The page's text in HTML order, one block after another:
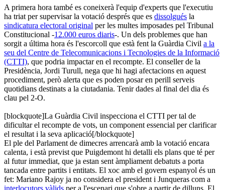
A primera hora també es coneixerà l'equip d'experts que l'executiu
ha triat per supervisar la votació després que es dissolgués la
sindicatura electoral original per les multes imposades pel Tribunal
Constitucional -12.000 euros diaris-. Un dels problemes que han
sorgit a última hora és l'escorcoll que està fent la Guàrdia Civil a la
seu del Centre de Telecomunicacions i Tecnologies de la Informació
(CTTI), que podria impactar en el recompte. El conseller de la
Presidència, Jordi Turull, nega que hi hagi afectacions en aquest
procediment, però alerta que es poden posar en perill serveis
quotidians destinats a la ciutadania. Tenir dades al final del dia és
clau pel 2-O.
[blockquote]La Guàrdia Civil inspecciona el CTTI per tal de
dificultar el recompte de vots, un component essencial per clarificar
el resultat i la seva aplicació[/blockquote]
El ple del Parlament de dimecres arrencarà amb la votació encara
calenta, i està previst que Puigdemont hi detalli els plans que té per
al futur immediat, que ja estan sent àmpliament debatuts a porta
tancada entre partits i entitats. El xoc amb el govern espanyol és un
fet: Mariano Rajoy ja no considera el president i Junqueras com a
interlocutors vàlids per a l'escenari que s'obre a partir de dilluns. El